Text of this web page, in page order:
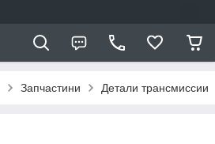
Запчастини Детали трансмиссии